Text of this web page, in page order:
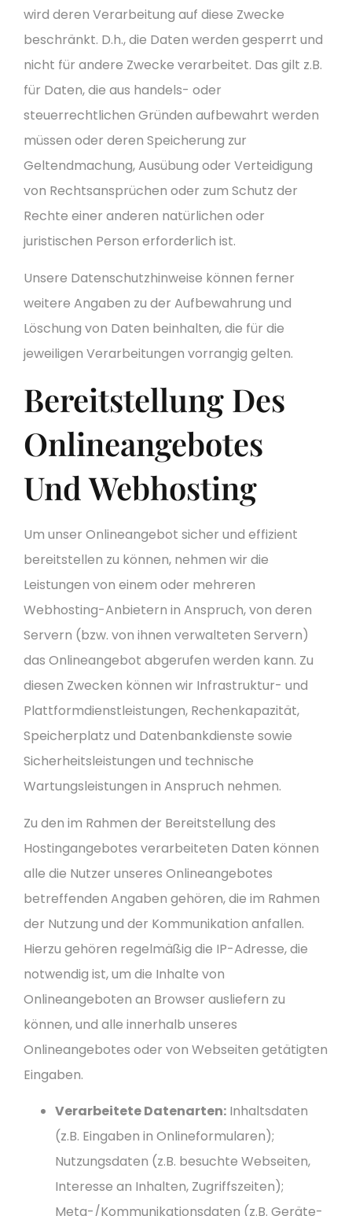
wird deren Verarbeitung auf diese Zwecke
beschränkt. D.h., die Daten werden gesperrt und
nicht für andere Zwecke verarbeitet. Das gilt z.B.
für Daten, die aus handels- oder
steuerrechtlichen Gründen aufbewahrt werden
müssen oder deren Speicherung zur
Geltendmachung, Ausübung oder Verteidigung
von Rechtsansprüchen oder zum Schutz der
Rechte einer anderen natürlichen oder
juristischen Person erforderlich ist.
Unsere Datenschutzhinweise können ferner
weitere Angaben zu der Aufbewahrung und
Löschung von Daten beinhalten, die für die
jeweiligen Verarbeitungen vorrangig gelten.
Bereitstellung Des
Onlineangebotes
Und Webhosting
Um unser Onlineangebot sicher und effizient
bereitstellen zu können, nehmen wir die
Leistungen von einem oder mehreren
Webhosting-Anbietern in Anspruch, von deren
Servern (bzw. von ihnen verwalteten Servern)
das Onlineangebot abgerufen werden kann. Zu
diesen Zwecken können wir Infrastruktur- und
Plattformdienstleistungen, Rechenkapazität,
Speicherplatz und Datenbankdienste sowie
Sicherheitsleistungen und technische
Wartungsleistungen in Anspruch nehmen.
Zu den im Rahmen der Bereitstellung des
Hostingangebotes verarbeiteten Daten können
alle die Nutzer unseres Onlineangebotes
betreffenden Angaben gehören, die im Rahmen
der Nutzung und der Kommunikation anfallen.
Hierzu gehören regelmäßig die IP-Adresse, die
notwendig ist, um die Inhalte von
Onlineangeboten an Browser ausliefern zu
können, und alle innerhalb unseres
Onlineangebotes oder von Webseiten getätigten
Eingaben.
Verarbeitete Datenarten: Inhaltsdaten
(z.B. Eingaben in Onlineformularen);
Nutzungsdaten (z.B. besuchte Webseiten,
Interesse an Inhalten, Zugriffszeiten);
Meta-/Kommunikationsdaten (z.B. Geräte-